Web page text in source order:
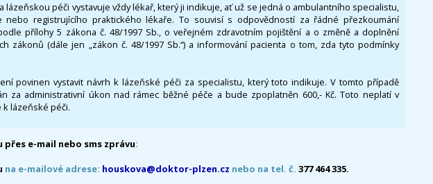
lázeňskou péči vystavuje vždy lékař, který ji indikuje, ať už se jedná o ambulantního specialistu,
nebo registrujícího praktického lékaře. To souvisí s odpovědností za řádné přezkoumání
přílohy 5 zákona č. 48/1997 Sb., o veřejném zdravotním pojištění a o změně a doplnění
zákonů (dále jen „zákon č. 48/1997 Sb.“) a informování pacienta o tom, zda tyto podmínky
povinen vystavit návrh k lázeňské péči za specialistu, který toto indikuje. V tomto případě
za administrativní úkon nad rámec běžné péče a bude zpoplatněn 600,- Kč. Toto neplatí v
k lázeňské péči.
přes e-mail nebo sms zprávu:
na e-mailové adrese: houskova@doktor-plzen.cz nebo na tel. č. 377 464 335.